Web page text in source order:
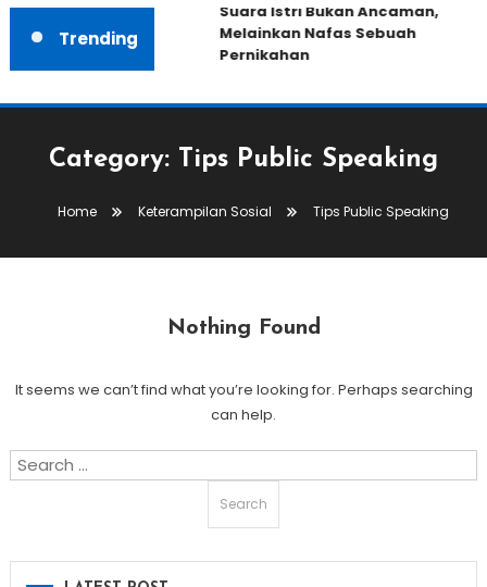
Trending
Suara Istri Bukan Ancaman,
Melainkan Nafas Sebuah
Pernikahan
Category: Tips Public Speaking
Home Keterampilan Sosial Tips Public Speaking
Nothing Found
It seems we can’t find what you’re looking for. Perhaps searching
can help.
Search